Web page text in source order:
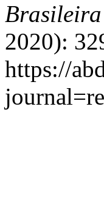
2020):
https://